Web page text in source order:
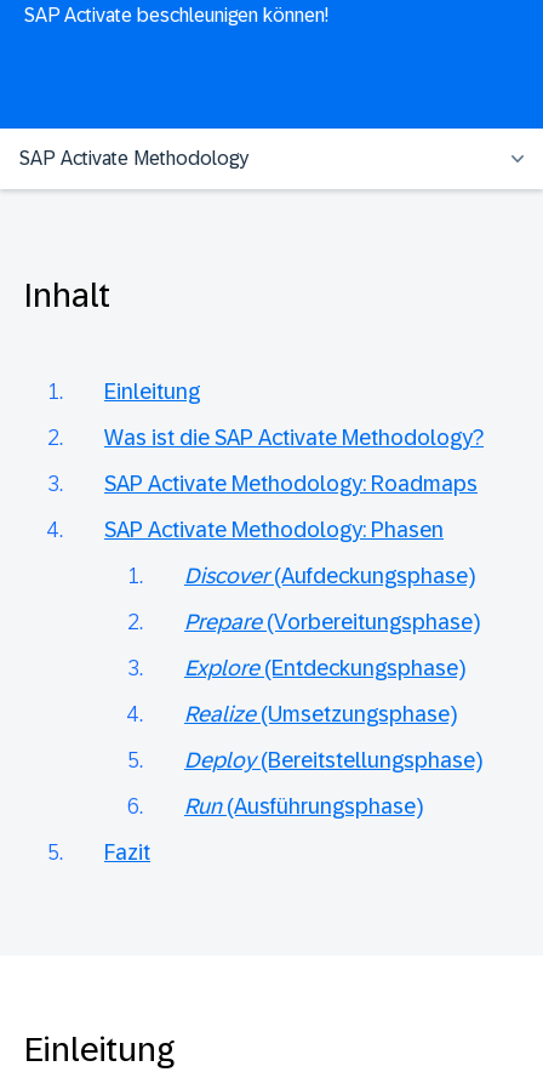
SAP Activate beschleunigen können!
SAP Activate Methodology
Inhalt
Einleitung
Was ist die SAP Activate Methodology?
SAP Activate Methodology: Roadmaps
SAP Activate Methodology: Phasen
Discover(Aufdeckungsphase)
Prepare(Vorbereitungsphase)
Explore(Entdeckungsphase)
Realize(Umsetzungsphase)
Deploy(Bereitstellungsphase)
Run(Ausführungsphase)
Fazit
Einleitung